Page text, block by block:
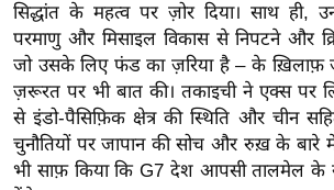
श
ख्सि
य
त
यं
ग
सिद्धांत के महत्व पर ज़ोर दिया। साथ ही,
परमाणु और मिसाइल विकास से निपटने और
जो उसके लिए फंड का ज़रिया है – के ख़िलाफ़
ज़रूरत पर भी बात की। तकाइची ने एक्स पर
से इंडो-पैसिफ़िक क्षेत्र की स्थिति और चीन
चुनौतियों पर जापान की सोच और रुख़ के बारे
भी साफ़ किया कि G7 देश आपसी तालमेल के